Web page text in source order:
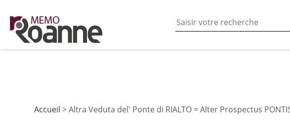
En poursuivant votre navigation sur ce site vous acceptez l’utilisation
les fonctionnalités de partages de contenu sur les réseaux sociaux.
Accueil > Altra Veduta del' Ponte di RIALTO = Alter Prospectus